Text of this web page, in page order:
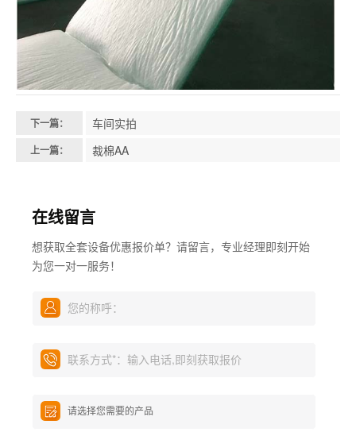
下一篇： 车间实拍
上一篇： 裁棉AA
在线留言
想获取全套设备优惠报价单？请留言，专业经理即刻开始
为您一对一服务！
您的称呼：
联系方式*：输入电话,即刻获取报价